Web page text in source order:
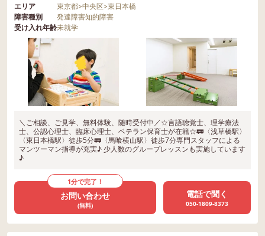
エリア 東京都>中央区>東日本橋
障害種別
発達障害知的障害
受け入れ年齢未就学
＼ご相談、ご見学、無料体験、随時受付中／☆言語聴覚士、理学療法
士、公認心理士、臨床心理士、ベテラン保育士が在籍☆🚃〈浅草橋駅〉
〈東日本橋駅〉徒歩5分🚃〈馬喰横山駅〉徒歩7分専門スタッフによる
マンツーマン指導が充実♪ 少人数のグループレッスンも実施しています
♪
1分で完了！
お問い合わせ
(無料)
電話で聞く
050-1809-8373